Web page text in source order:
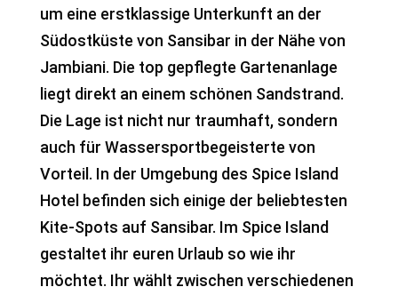
um eine erstklassige Unterkunft an der
Südostküste von Sansibar in der Nähe von
Jambiani. Die top gepflegte Gartenanlage
liegt direkt an einem schönen Sandstrand.
Die Lage ist nicht nur traumhaft, sondern
auch für Wassersportbegeisterte von
Vorteil. In der Umgebung des Spice Island
Hotel befinden sich einige der beliebtesten
Kite-Spots auf Sansibar. Im Spice Island
gestaltet ihr euren Urlaub so wie ihr
möchtet. Ihr wählt zwischen verschiedenen